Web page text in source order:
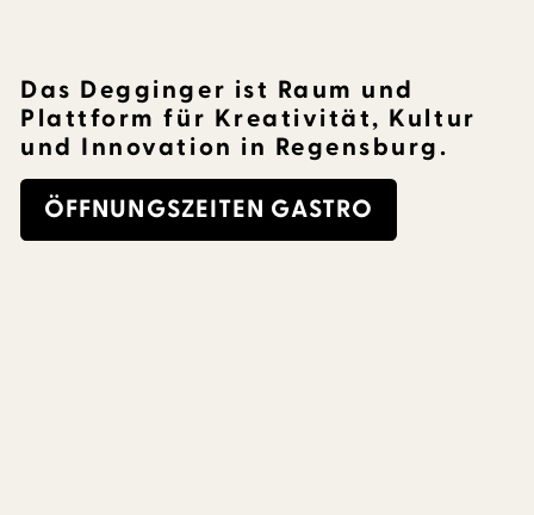
Das Degginger ist Raum und
Plattform für Kreativität, Kultur
und Innovation in Regensburg.
ÖFFNUNGSZEITEN GASTRO